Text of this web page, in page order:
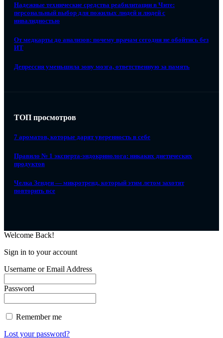
Надежные технические средства реабилитации в Чите:
персональный выбор для пожилых людей и людей с
инвалидностью
От медкарты до анализов: почему врачам сегодня не обойтись без
ИТ
Депрессия уменьшила зону мозга, ответственную за память
ТОП просмотров
7 ароматов, которые дарят уверенность в себе
Правило № 1 эксперта-эндокринолога: никаких диетических
продуктов
Челка Зендеи — микротренд, который этим летом захотят
повторить все
Welcome Back!
Sign in to your account
Username or Email Address
Password
Remember me
Lost your password?